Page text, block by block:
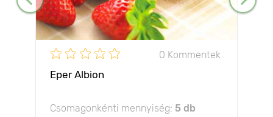
0 Kommentek
Eper Albion
Csomagonkénti mennyiség: 5 db